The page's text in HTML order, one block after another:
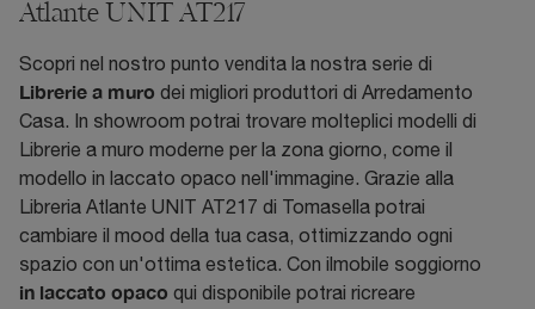
Atlante UNIT AT217
Scopri nel nostro punto vendita la nostra serie di
Librerie a muro dei migliori produttori di Arredamento
Casa. In showroom potrai trovare molteplici modelli di
Librerie a muro moderne per la zona giorno, come il
modello in laccato opaco nell'immagine. Grazie alla
Libreria Atlante UNIT AT217 di Tomasella potrai
cambiare il mood della tua casa, ottimizzando ogni
spazio con un'ottima estetica. Con ilmobile soggiorno
in laccato opaco qui disponibile potrai ricreare